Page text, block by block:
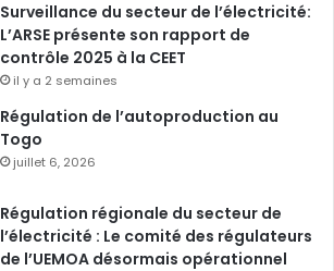
Surveillance du secteur de l’électricité:
L’ARSE présente son rapport de
contrôle 2025 à la CEET
il y a 2 semaines
Régulation de l’autoproduction au
Togo
juillet 6, 2026
Régulation régionale du secteur de
l’électricité : Le comité des régulateurs
de l’UEMOA désormais opérationnel